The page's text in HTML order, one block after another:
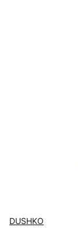
DUSHKO